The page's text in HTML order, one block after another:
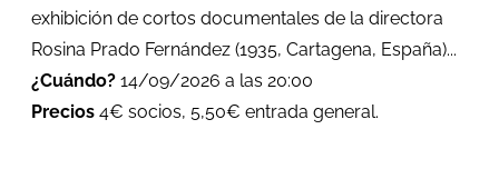
exhibición de cortos documentales de la directora
Rosina Prado Fernández (1935, Cartagena, España)...
¿Cuándo? 14/09/2026 a las 20:00
Precios 4€ socios, 5,50€ entrada general.